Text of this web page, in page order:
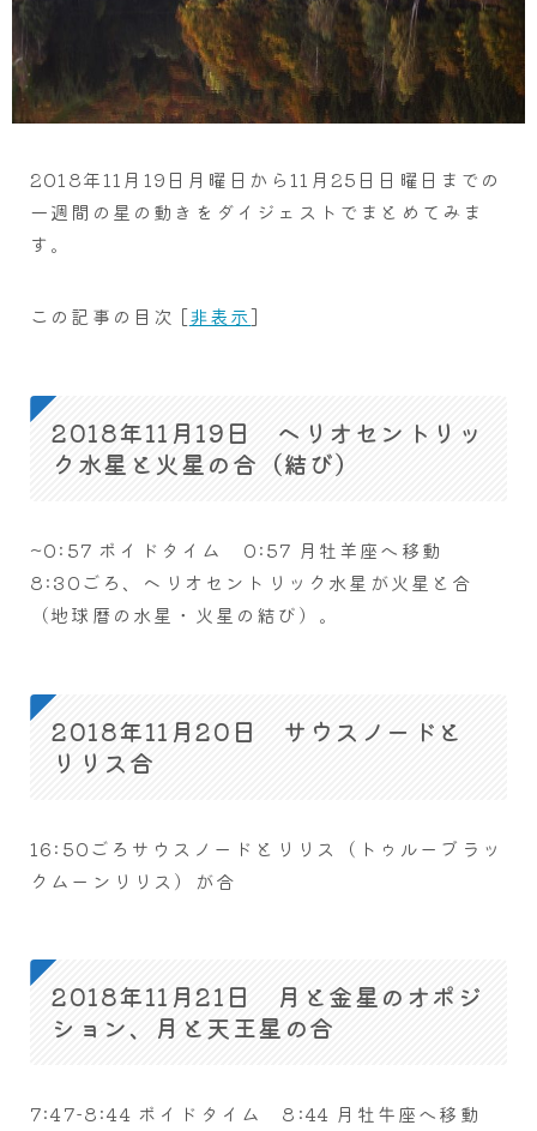
2018年11月19日月曜日から11月25日日曜日までの
一週間の星の動きをダイジェストでまとめてみま
す。
この記事の目次 [非表示]
2018年11月19日 ヘリオセントリッ
ク水星と火星の合（結び）
~0:57 ボイドタイム 0:57 月牡羊座へ移動
8:30ごろ、ヘリオセントリック水星が火星と合
（地球暦の水星・火星の結び）。
2018年11月20日 サウスノードと
リリス合
16:50ごろサウスノードとリリス（トゥルーブラッ
クムーンリリス）が合
2018年11月21日 月と金星のオポジ
ション、月と天王星の合
7:47-8:44 ボイドタイム 8:44 月牡牛座へ移動